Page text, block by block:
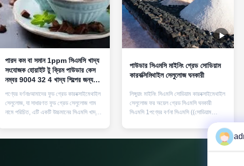
পারদ কম বা সমান 1ppm সিএমসি খাদ্য
সংযোজক হোয়াইট টু ক্রিম পাউডার কেস
নম্বর 9004 32 4 খাদ্য শিল্পের জন্য
পণ্যের বর্ণনাঃআমাদের ফুড গ্রেড কারবক্সাইমেথাইল
সেলুলোজ, যা সাধারণত ফুড গ্রেড সেলুলোজ গাম
নামে পরিচিত, এটি একটি উচ্চমানের সিএমসি খাদ্য
হয়।এই পণ্যটি বিশেষভাবে খাদ্য শিল্পের কঠোর
প্রয়োজনীয়তা পূরণের জন্য তৈরি করা হয়েছেএর
পাউডার সিএমসি মাইনিং গ্রেড সোডিয়াম
কারবক্সিমিথাইল সেলুলোজ ঘনকারী
লিঙ্গুয়াং মাইনিং সিএমসি সোডিয়াম কারবক্সাইমেথাইল
সেলুলোজ ফর অয়েল গ্রেড সিএমসি ঘনকারী
সিএমসি 1পণ্যের বর্ণনা সিএমসি ((সোডিয়াম
কারবক্সিমেথাইল সেলুলোজ) খনি শিল্পে পেল্ট বাঁধক
এবং ফ্লোটেশন ইনহিবিটার এবং ধুলো দমনকারী
হিসাবে ব্যবহৃত হয়। সিএমসি হ'ল খনিজ ধূলিকণা